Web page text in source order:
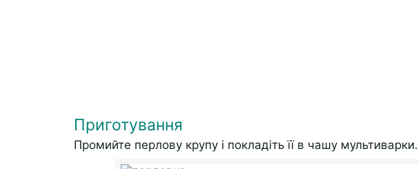
Приготування
Промийте перлову крупу і покладіть її в чашу мультиварки.